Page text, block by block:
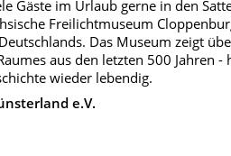
Gäste im Urlaub gerne in den
Freilichtmuseum
Das Museum zeigt
aus den letzten 500 Jahren -
wieder lebendig.
e.V.